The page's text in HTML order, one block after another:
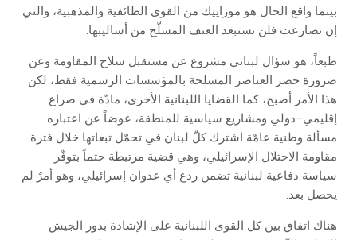
بينما واقع الحال هو موزاييك من القوى الطائفية والمذهبية، والتي
إن تصارعت فلن تستبعد العنف المسلّح من أساليبها.
طبعاً، هو سؤال لبناني مشروع عن مستقبل سلاح المقاومة وعن
ضرورة حصر العناصر المسلحة بالمؤسسات الرسمية فقط، لكن
هذا الأمر أصبح، كما القضايا اللبنانية الأخرى، مادّة في صراع
إقليمي–دولي ومشاريع سياسية للمنطقة، عوضاً عن اعتباره
مسألة وطنية عامّة اشترك كلّ لبنان في تحمّل تبعاتها خلال فترة
مقاومة الاحتلال الإسرائيلي، وهي قضية مرتبطة حتماً بتوفّر
سياسة دفاعية لبنانية تضمن ردع أي عدوان إسرائيلي، وهو أمرٌ لم
يحصل بعد.
هناك اتفاق بين كل القوى اللبنانية على الإشادة بدور الجيش